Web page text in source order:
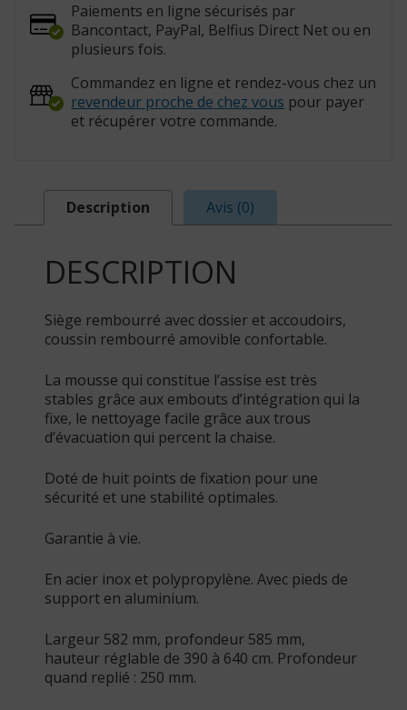
Paiements en ligne sécurisés par
Bancontact, PayPal, Belfius Direct Net ou en
plusieurs fois.
Commandez en ligne et rendez-vous chez un
revendeur proche de chez vous pour payer
et récupérer votre commande.
Description Avis (0)
DESCRIPTION
Siège rembourré avec dossier et accoudoirs,
coussin rembourré amovible confortable.
La mousse qui constitue l’assise est très
stables grâce aux embouts d’intégration qui la
fixe, le nettoyage facile grâce aux trous
d’évacuation qui percent la chaise.
Doté de huit points de fixation pour une
sécurité et une stabilité optimales.
Garantie à vie.
En acier inox et polypropylène. Avec pieds de
support en aluminium.
Largeur 582 mm, profondeur 585 mm,
hauteur réglable de 390 à 640 cm. Profondeur
quand replié : 250 mm.